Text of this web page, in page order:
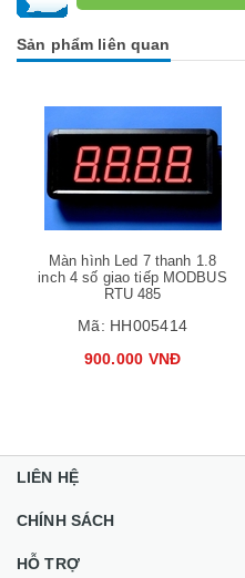
Sản phẩm liên quan
Màn hình Led 7 thanh 1.8
inch 4 số giao tiếp MODBUS
RTU 485
Mã: HH005414
900.000 VNĐ
LIÊN HỆ
CHÍNH SÁCH
HỖ TRỢ